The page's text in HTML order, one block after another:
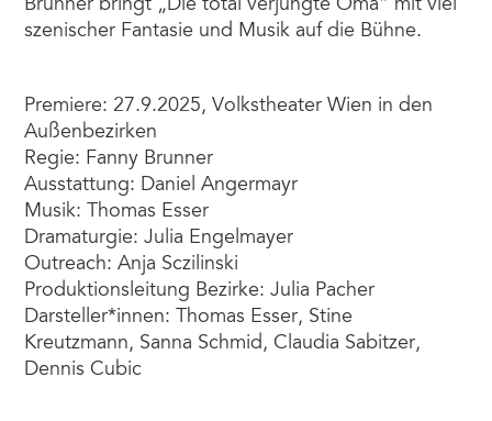
Brunner bringt „Die total verjüngte Oma“ mit viel
szenischer Fantasie und Musik auf die Bühne.
Premiere: 27.9.2025, Volkstheater Wien in den
Außenbezirken
Regie: Fanny Brunner
Ausstattung: Daniel Angermayr
Musik: Thomas Esser
Dramaturgie: Julia Engelmayer
Outreach: Anja Sczilinski
Produktionsleitung Bezirke: Julia Pacher
Darsteller*innen: Thomas Esser, Stine
Kreutzmann, Sanna Schmid, Claudia Sabitzer,
Dennis Cubic